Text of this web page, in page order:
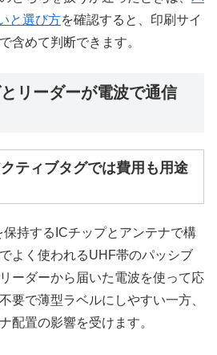
と選び方を確認すると、印刷サイ
含めて判断できます。
リーダーが電波で通信
ティブタグでは費用も用途
持するICチップとアンテナで構
よく使われるUHF帯のパッシブ
ーダーから届いた電波を使って応
要で薄型ラベルにしやすい一方、
配置の影響を受けます。